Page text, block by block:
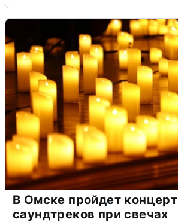
В Омске пройдет концерт
саундтреков при свечах